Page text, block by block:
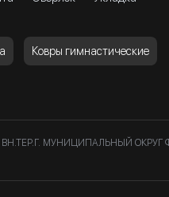
Ковры гимнастические
ВН.ТЕР.Г. МУНИЦИПАЛЬНЫЙ